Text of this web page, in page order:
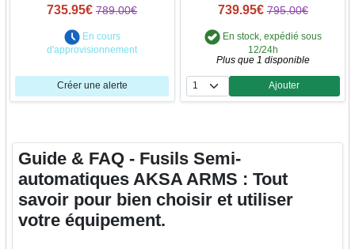
735.95€ 789.00€
En cours
d'approvisionnement
Créer une alerte
739.95€ 795.00€
En stock, expédié sous
12/24h
Plus que 1 disponible
Quantité
Ajouter
Guide & FAQ - Fusils Semi-
automatiques AKSA ARMS : Tout
savoir pour bien choisir et utiliser
votre équipement.